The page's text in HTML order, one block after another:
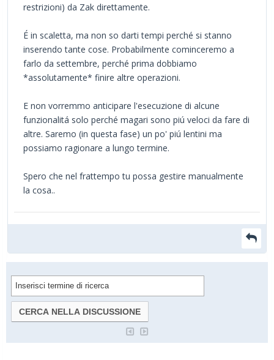
restrizioni) da Zak direttamente.
É in scaletta, ma non so darti tempi perché si stanno
inserendo tante cose. Probabilmente cominceremo a
farlo da settembre, perché prima dobbiamo
*assolutamente* finire altre operazioni.
E non vorremmo anticipare l'esecuzione di alcune
funzionalitá solo perché magari sono piú veloci da fare di
altre. Saremo (in questa fase) un po' piú lentini ma
possiamo ragionare a lungo termine.
Spero che nel frattempo tu possa gestire manualmente
la cosa..